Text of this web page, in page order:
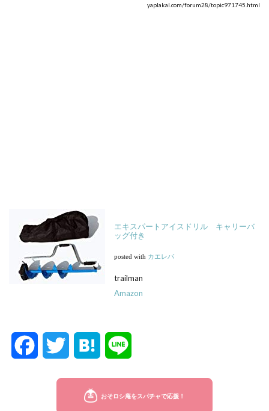
yaplakal.com/forum28/topic971745.html
エキスパートアイスドリル キャリーバ
ッグ付き
posted with カエレバ
trailman
Amazon
t n